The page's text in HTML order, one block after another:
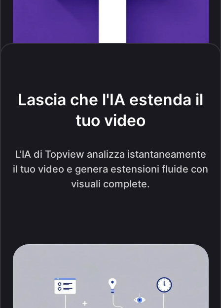
Lascia che l'IA estenda il
tuo video
L'IA di Topview analizza istantaneamente
il tuo video e genera estensioni fluide con
visuali complete.